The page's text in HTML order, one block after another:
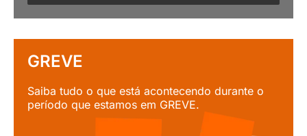
GREVE
Saiba tudo o que está acontecendo durante o
período que estamos em GREVE.